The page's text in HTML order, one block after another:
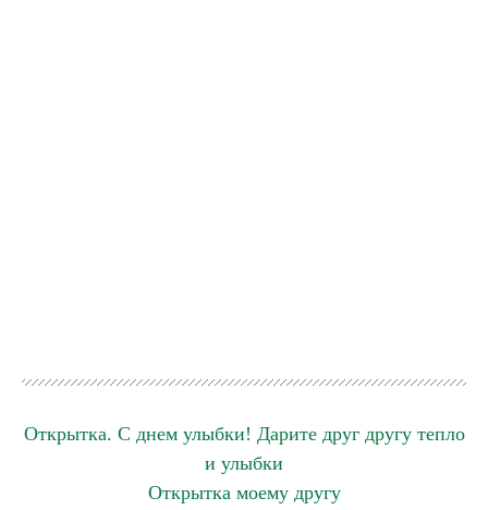
Открытка. С днем улыбки! Дарите друг другу тепло
и улыбки
Открытка моему другу